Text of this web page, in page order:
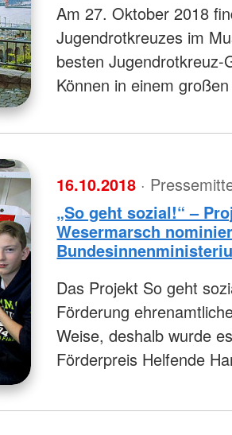
Am 27. Oktober 2018
Jugendrotkreuzes im
besten
Können in einem
16.10.2018 ·
„So geht sozial!“ –
Wesermarsch
Das Projekt So geht
Förderung
Weise, deshalb wurde
Förderpreis Helfende